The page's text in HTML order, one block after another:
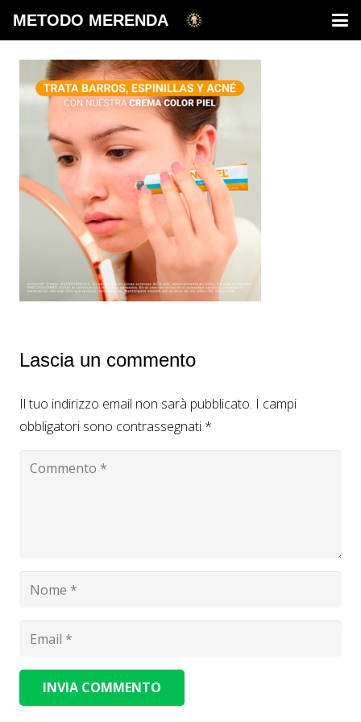
METODO MERENDA
Lascia un commento
Il tuo indirizzo email non sarà pubblicato. I campi
obbligatori sono contrassegnati *
INVIA COMMENTO